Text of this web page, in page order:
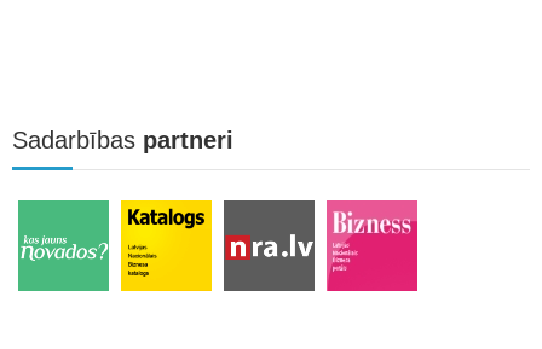
Sadarbības partneri